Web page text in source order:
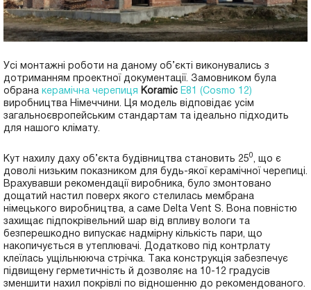
Усі монтажні роботи на даному об’єкті виконувались з
дотриманням проектної документації. Замовником була
обрана керамічна черепиця Koramic E81 (Cosmo 12)
виробництва Німеччини. Ця модель відповідає усім
загальноєвропейським стандартам та ідеально підходить
для нашого клімату.
Кут нахилу даху об’єкта будівництва становить 250, що є
доволі низьким показником для будь-якої керамічної черепиці.
Врахувавши рекомендації виробника, було змонтовано
дощатий настил поверх якого стелилась мембрана
німецького виробництва, а саме Delta Vent S. Вона повністю
захищає підпокрівельний шар від впливу вологи та
безперешкодно випускає надмірну кількість пари, що
накопичується в утеплювачі. Додатково під контрлату
клеїлась ущільнююча стрічка. Така конструкція забезпечує
підвищену герметичність й дозволяє на 10-12 градусів
зменшити нахил покрівлі по відношенню до рекомендованого.